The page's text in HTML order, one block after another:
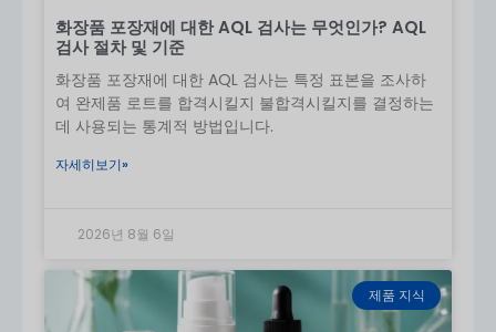
자주 묻는 질문(FAQ)
질문: 크림 튜브의 크기와 모양을 사용자 지정할 수 있나
요?
A: 예, 전체사용자 지정의크기,
능을 원하든, 고객과 협력하여 비전을 실현할 수 있도록
Q: 친환경 포장 옵션을 제공하나요?
다음을 포함합니다.PCR 플라스틱 그리고생분해성지
속 가능한 패키징에 대한 증가하는 수요를 충족하기 위
화장품 포장재에 대한 AQL 검사는 무엇인가? AQL
검사 절차 및 기준
화장품 포장재에 대한 AQL 검사는 특정 표본을 조사하
여 완제품 로트를 합격시킬지 불합격시킬지를 결정하는
데 사용되는 통계적 방법입니다.
자세히보기»
2026년 8월 6일
제품 지식